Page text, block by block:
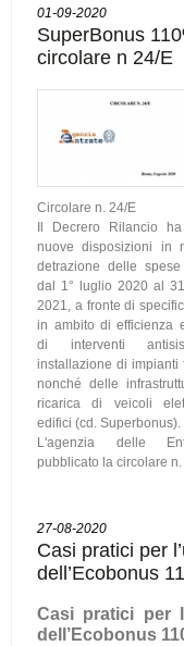
01-09-2020
SuperBonus
circolare n 24/E
Circolare n. 24/E
Il Decrero Rilancio
nuove disposizioni in
detrazione delle spese
dal 1° luglio 2020 al
2021, a fronte di
in ambito di efficienza
di interventi
installazione di impianti
nonché delle
ricarica di veicoli
edifici (cd. Superbonus).
L'agenzia delle
pubblicato la circolare n.
27-08-2020
Casi pratici per
dell’Ecobonus
Casi pratici per
dell’Ecobonus